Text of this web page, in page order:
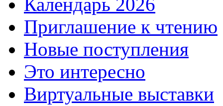
Календарь 2026
Приглашение к чтению
Новые поступления
Это интересно
Виртуальные выставки